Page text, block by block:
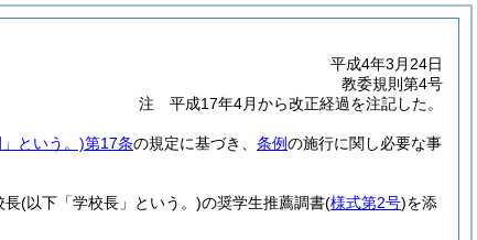
平成4年3月24日
教委規則第4号
注 平成17年4月から改正経過を注記した。
という。)第17条の規定に基づき、 条例の施行に関し必要な事
長(以下「学校長」という。)の奨学生推薦調書(様式第2号)を添